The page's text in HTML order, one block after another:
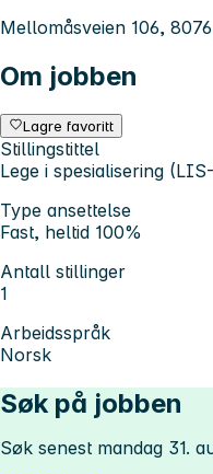
Mellomåsveien 106,
Om jobben
Lagre favoritt
Stillingstittel
Lege i spesialisering
Type ansettelse
Fast, heltid 100%
Antall stillinger
1
Arbeidsspråk
Norsk
Søk på jobben
Søk senest mandag 31.